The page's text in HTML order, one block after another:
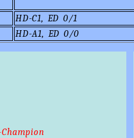
HD-C1, ED 0/1
HD-A1, ED 0/0